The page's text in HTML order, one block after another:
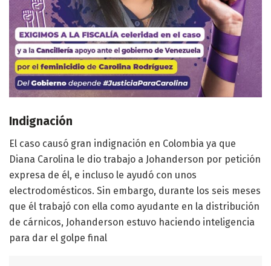
Indignación
El caso causó gran indignación en Colombia ya que
Diana Carolina le dio trabajo a Johanderson por petición
expresa de él, e incluso le ayudó con unos
electrodomésticos. Sin embargo, durante los seis meses
que él trabajó con ella como ayudante en la distribución
de cárnicos, Johanderson estuvo haciendo inteligencia
para dar el golpe final